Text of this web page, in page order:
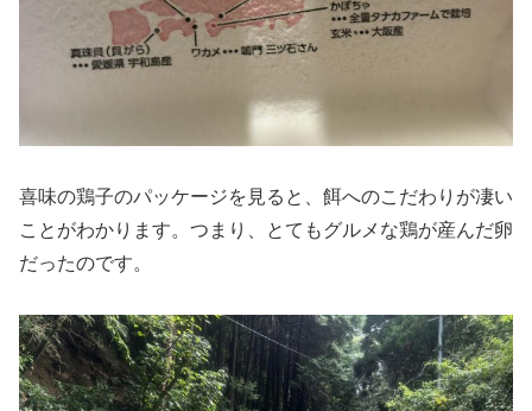
喜味の鶏子のパッケージを見ると、餌へのこだわりが凄い
ことがわかります。つまり、とてもグルメな鶏が産んだ卵
だったのです。